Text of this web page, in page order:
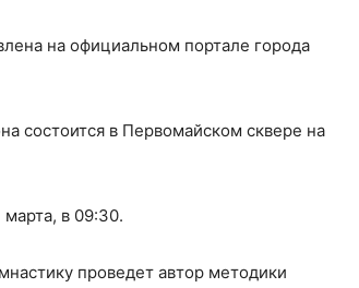
на официальном портале города
состоится в Первомайском сквере на
марта, в 09:30.
проведет автор методики